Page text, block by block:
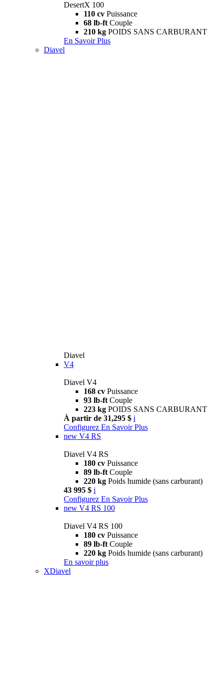
DesertX 100
110 cv Puissance
68 lb-ft Couple
210 kg POIDS SANS CARBURANT
En Savoir Plus
Diavel
Diavel
V4
Diavel V4
168 cv Puissance
93 lb-ft Couple
223 kg POIDS SANS CARBURANT
À partir de 31,295 $ i
Configurez En Savoir Plus
new V4 RS
Diavel V4 RS
180 cv Puissance
89 lb-ft Couple
220 kg Poids humide (sans carburant)
43 995 $ i
Configurez En Savoir Plus
new V4 RS 100
Diavel V4 RS 100
180 cv Puissance
89 lb-ft Couple
220 kg Poids humide (sans carburant)
En savoir plus
XDiavel